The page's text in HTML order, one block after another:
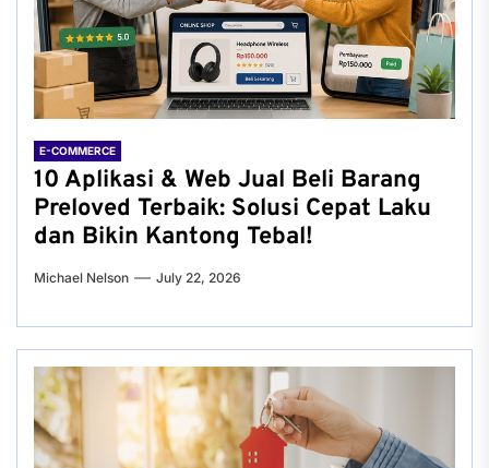
E-COMMERCE
10 Aplikasi & Web Jual Beli Barang
Preloved Terbaik: Solusi Cepat Laku
dan Bikin Kantong Tebal!
Michael Nelson July 22, 2026